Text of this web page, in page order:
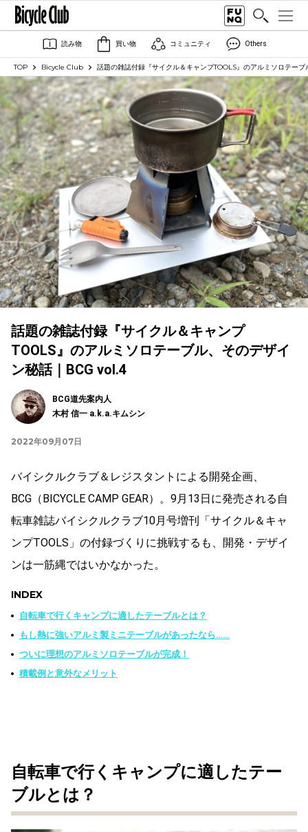
読み物 買い物 コミュニティ Others
TOP Bicycle Club 話題の雑誌付録『サイクル＆キャンプTOOLS』のアルミソロテー
話題の雑誌付録『サイクル＆キャンプ
TOOLS』のアルミソロテーブル、そのデザイ
ン秘話｜BCG vol.4
BCG道先案内人
木村 信一 a.k.a.キムシン
2022年09月07日
バイシクルクラブ＆レジスタントによる開発企画、
BCG（BICYCLE CAMP GEAR）。9月13日に発売される自
転車雑誌バイシクルクラブ10月号増刊「サイクル＆キャ
ンプTOOLS」の付録づくりに挑戦するも、開発・デザイ
ンは一筋縄ではいかなかった。
INDEX
自転車で行くキャンプに適したテーブルとは？
もし熱に強いアルミ製ミニテーブルがあったなら……
ついに理想のアルミソロテーブルが完成！
積載例と意外なメリット
自転車で行くキャンプに適したテー
ブルとは？